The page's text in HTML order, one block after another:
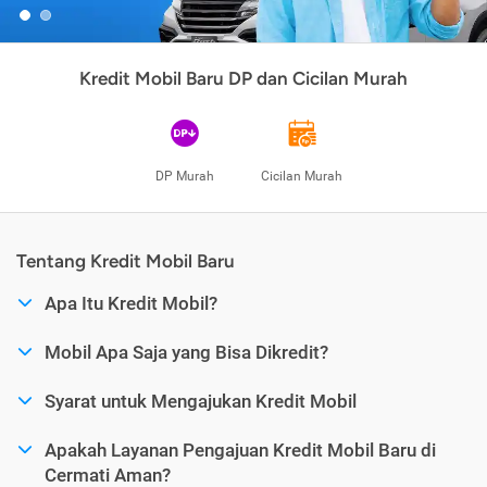
Kredit Mobil Baru DP dan Cicilan Murah
DP Murah Cicilan Murah
Tentang Kredit Mobil Baru
Apa Itu Kredit Mobil?
Mobil Apa Saja yang Bisa Dikredit?
Syarat untuk Mengajukan Kredit Mobil
Apakah Layanan Pengajuan Kredit Mobil Baru di
Cermati Aman?